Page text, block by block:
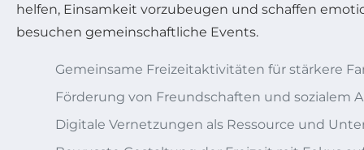
helfen, Einsamkeit vorzubeugen und schaffen
besuchen gemeinschaftliche Events.
Gemeinsame Freizeitaktivitäten für stärkere
Förderung von Freundschaften und sozialem
Digitale Vernetzungen als Ressource und